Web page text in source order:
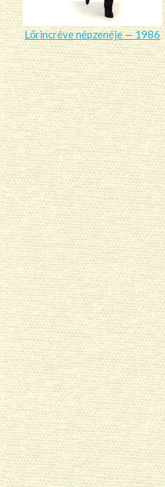
Lőrincréve népzenéje — 1986